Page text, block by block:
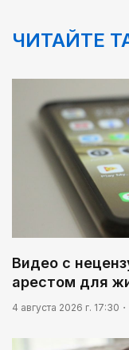
ЧИТАЙТЕ
Видео с
арестом для
4 августа 2026 г. 17:30